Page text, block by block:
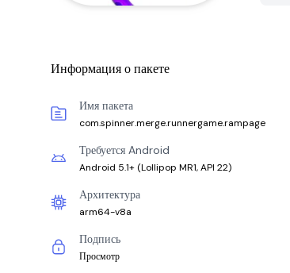
Информация о пакете
Имя пакета
com.spinner.merge.runnergame.rampage
Требуется Android
Android 5.1+ (Lollipop MR1, API 22)
Архитектура
arm64-v8a
Подпись
Просмотр